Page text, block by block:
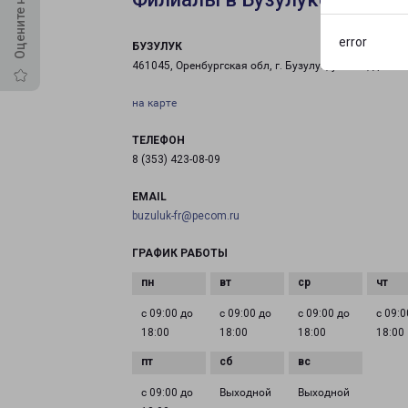
error
БУЗУЛУК
461045, Оренбургская обл, г. Бузулук, ул. Гая, д. 99
на карте
ТЕЛЕФОН
8 (353) 423-08-09
EMAIL
buzuluk-fr@pecom.ru
ГРАФИК РАБОТЫ
с 09:00 до
18:00
с 09:00 до
18:00
с 09:00 до
18:00
с
18:00
с 09:00 до
Выходной Выходной